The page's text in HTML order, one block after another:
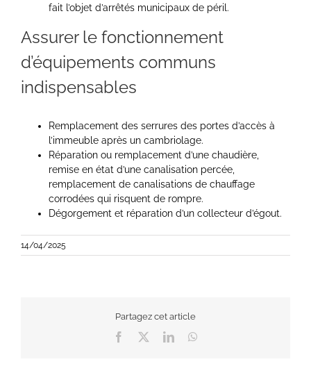
fait l’objet d’arrêtés municipaux de péril.
Assurer le fonctionnement
d’équipements communs
indispensables
Remplacement des serrures des portes d’accès à
l’immeuble après un cambriolage.
Réparation ou remplacement d’une chaudière,
remise en état d’une canalisation percée,
remplacement de canalisations de chauffage
corrodées qui risquent de rompre.
Dégorgement et réparation d’un collecteur d’égout.
14/04/2025
Partagez cet article
Facebook LinkedIn